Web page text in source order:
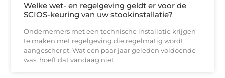
Welke wet- en regelgeving geldt er voor de
SCIOS-keuring van uw stookinstallatie?
Ondernemers met een technische installatie krijgen
te maken met regelgeving die regelmatig wordt
aangescherpt. Wat een paar jaar geleden voldoende
was, hoeft dat vandaag niet